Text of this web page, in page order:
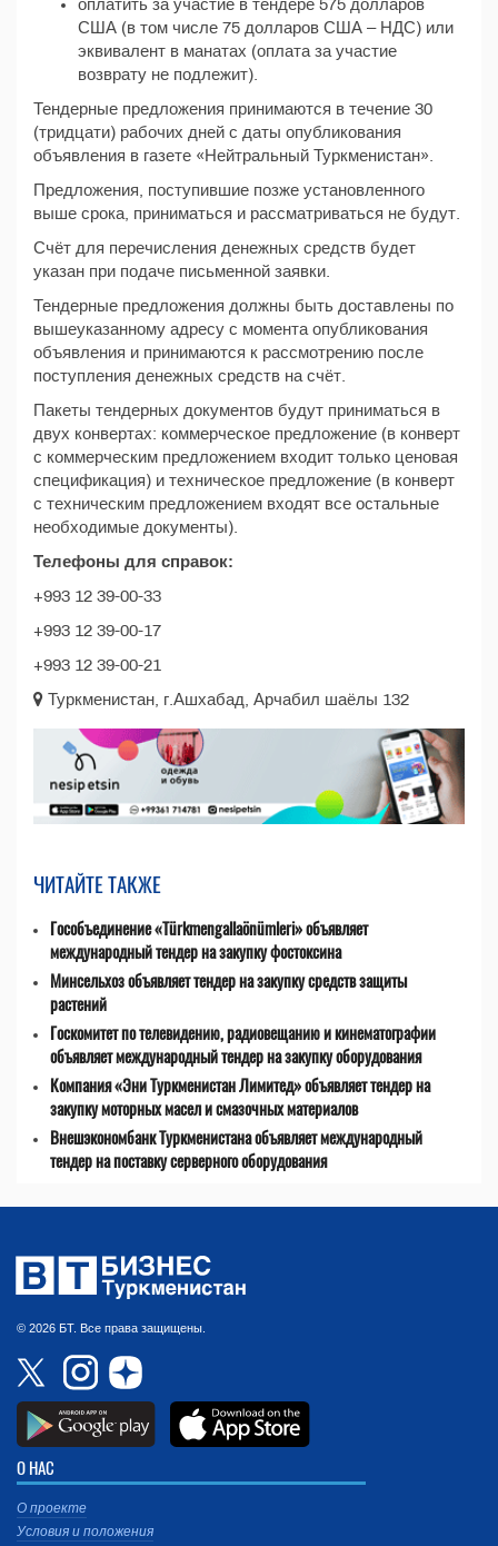
оплатить за участие в тендере 575 долларов
США (в том числе 75 долларов США – НДС) или
эквивалент в манатах (оплата за участие
возврату не подлежит).
Тендерные предложения принимаются в течение 30
(тридцати) рабочих дней с даты опубликования
объявления в газете «Нейтральный Туркменистан».
Предложения, поступившие позже установленного
выше срока, приниматься и рассматриваться не будут.
Счёт для перечисления денежных средств будет
указан при подаче письменной заявки.
Тендерные предложения должны быть доставлены по
вышеуказанному адресу с момента опубликования
объявления и принимаются к рассмотрению после
поступления денежных средств на счёт.
Пакеты тендерных документов будут приниматься в
двух конвертах: коммерческое предложение (в конверт
с коммерческим предложением входит только ценовая
спецификация) и техническое предложение (в конверт
с техническим предложением входят все остальные
необходимые документы).
Телефоны для справок:
+993 12 39-00-33
+993 12 39-00-17
+993 12 39-00-21
Туркменистан, г.Ашхабад, Арчабил шаёлы 132
ЧИТАЙТЕ ТАКЖЕ
Гособъединение «Türkmengallaönümleri» объявляет
международный тендер на закупку фостоксина
Минсельхоз объявляет тендер на закупку средств защиты
растений
Госкомитет по телевидению, радиовещанию и кинематографии
объявляет международный тендер на закупку оборудования
Компания «Эни Туркменистан Лимитед» объявляет тендер на
закупку моторных масел и смазочных материалов
Внешэкономбанк Туркменистана объявляет международный
тендер на поставку серверного оборудования
© 2026 БТ. Все права защищены.
О НАС
О проекте
Условия и положения